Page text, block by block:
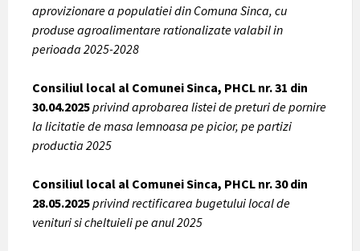
aprovizionare a populatiei din Comuna Sinca, cu
produse agroalimentare rationalizate valabil in
perioada 2025-2028
Consiliul local al Comunei Sinca, PHCL nr. 31 din
30.04.2025privind aprobarea listei de preturi de pornire
la licitatie de masa lemnoasa pe picior, pe partizi
productia 2025
Consiliul local al Comunei Sinca, PHCL nr. 30 din
28.05.2025privind rectificarea bugetului local de
venituri si cheltuieli pe anul 2025